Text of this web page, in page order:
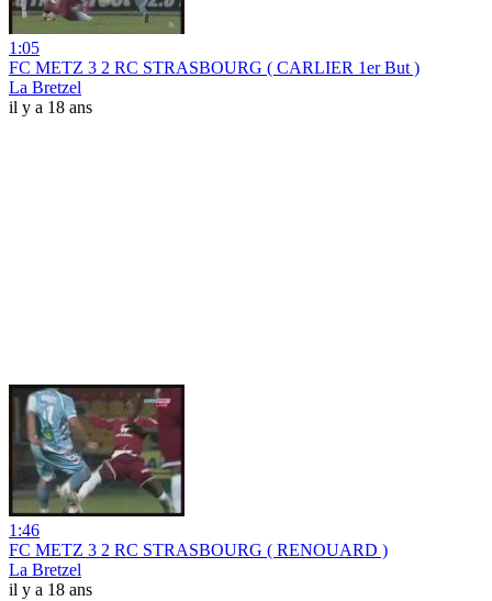
1:05
FC METZ 3 2 RC STRASBOURG ( CARLIER 1er But )
La Bretzel
il y a 18 ans
1:46
FC METZ 3 2 RC STRASBOURG ( RENOUARD )
La Bretzel
il y a 18 ans